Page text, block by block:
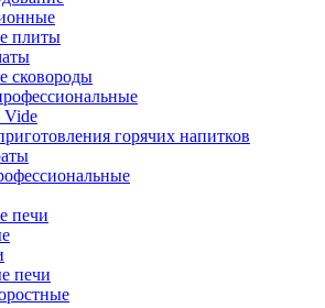
плиты
сковороды
Vide
горячих напитков
печи
печи